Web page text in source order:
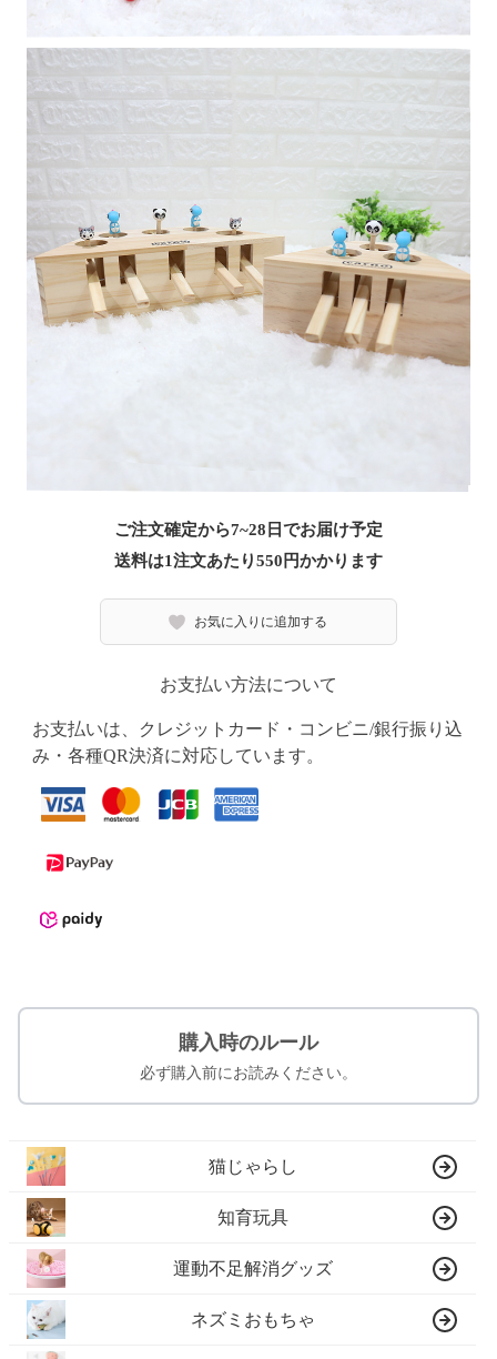
ご注文確定から7~28日でお届け予定
送料は1注文あたり550 円かかります
お気に入りに追加する
お支払い方法について
お支払いは、クレジットカード・コンビニ/銀行振り込
み・各種QR決済に対応しています。
購入時のルール
必ず購入前にお読みください。
猫じゃらし
知育玩具
運動不足解消グッズ
ネズミおもちゃ